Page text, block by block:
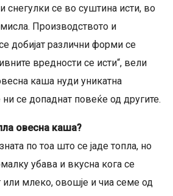
снегулки се во суштина исти, во
Производството и
добијат различни форми се
вредности се исти“, вели
каша нуди уникатна
ни се допаднат повеќе од другите.
овесна каша?
по тоа што се јаде топла, но
убава и вкусна кога се
или млеко, овошје и чиа семе од